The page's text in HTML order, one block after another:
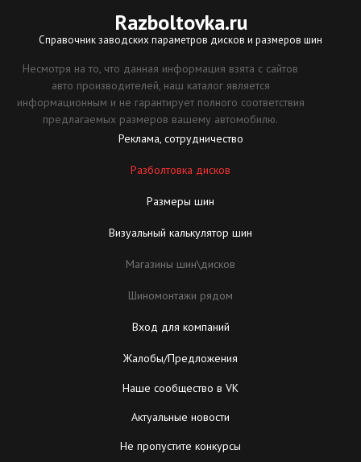
Razboltovka.ru
Справочник заводских параметров дисков и размеров шин
Несмотря на то, что данная информация взята с сайтов
авто производителей, наш каталог является
информационным и не гарантирует полного соответствия
предлагаемых размеров вашему автомобилю.
Реклама, сотрудничество
Разболтовка дисков
Размеры шин
Визуальный калькулятор шин
Магазины шин\дисков
Шиномонтажи рядом
Вход для компаний
Жалобы/Предложения
Наше сообщество в VK
Актуальные новости
Не пропустите конкурсы